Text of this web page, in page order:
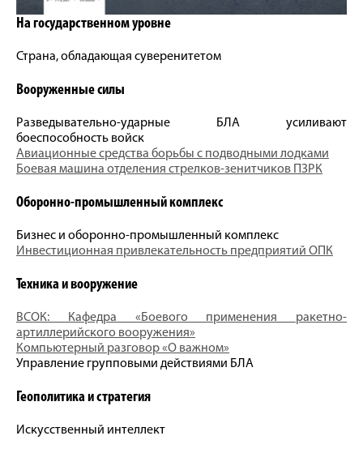
На государственном уровне
Страна, обладающая суверенитетом
Вооруженные силы
Разведывательно-ударные БЛА усиливают
боеспособность войск
Авиационные средства борьбы с подводными лодками
Боевая машина отделения стрелков-­зенитчиков ПЗРК
Оборонно-промышленный комплекс
Бизнес и оборонно-промышленный комплекс
Инвестиционная привлекательность предприятий ОПК
Техника и вооружение
ВСОК: Кафедра «Боевого применения ракетно-
артиллерийского вооружения»
Компьютерный разговор «О важном»
Управление групповыми действиями БЛА
Геополитика и стратегия
Искусственный интеллект